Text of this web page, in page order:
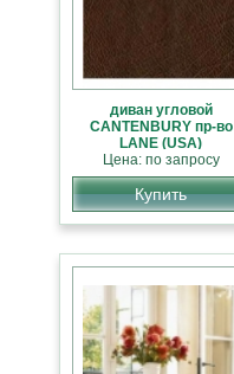
диван угловой
CANTENBURY пр-во
LANE (USA)
Цена: по запросу
Купить